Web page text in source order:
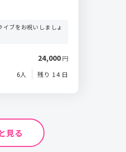
ブをお祝いしましょ
24,000円
6人 残り 14 日
見る